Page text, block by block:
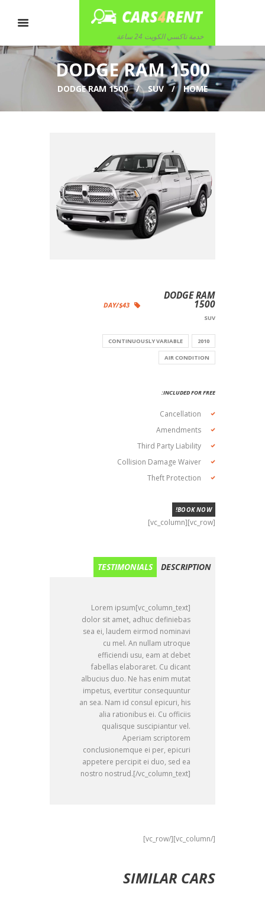
خدمة تاكسي الكويت 24 ساعة
DODGE RAM 1500
HOME
SUV
DODGE RAM 1500
DODGE RAM
1500
SUV
$43/DAY
2010
CONTINUOUSLY VARIABLE
AIR CONDITION
INCLUDED FOR FREE:
Cancellation
Amendments
Third Party Liability
Collision Damage Waiver
Theft Protection
BOOK NOW!
[vc_row][vc_column]
DESCRIPTION
TESTIMONIALS
[vc_column_text]Lorem ipsum
dolor sit amet, adhuc definiebas
sea ei, laudem eirmod nominavi
cu mel. An nullam utroque
efficiendi usu, eam at debet
fabellas elaboraret. Cu dicant
albucius duo. Ne has enim mutat
impetus, evertitur consequuntur
an sea. Nam id consul epicuri, his
alia rationibus ei. Cu officiis
qualisque suscipiantur vel.
Aperiam scriptorem
conclusionemque ei per, epicuri
appetere percipit ei duo, sed ea
nostro nostrud.[/vc_column_text]
[/vc_column][/vc_row]
SIMILAR CARS